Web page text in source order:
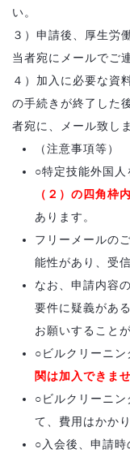
い。
３）申請後、厚生労
当者宛にメールでご
４）加入に必要な資
の手続きが終了した
者宛に、メール致し
（注意事項等）
○特定技能外国人
（２）の四角枠
あります。
フリーメールの
能性があり、受
なお、申請内容
要件に疑義があ
お願いすること
○ビルクリーニン
関は加入できま
○ビルクリーニ
て、費用はかか
○入会後、申請